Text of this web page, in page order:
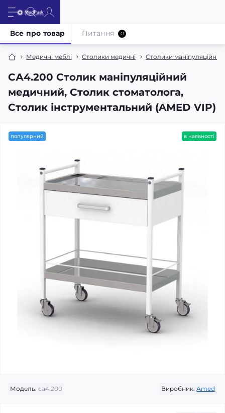
Медичні меблі Столики медичні Столики маніпуляційні,
СА4.200 Столик маніпуляційний
медичний, Столик стоматолога,
Столик інструментальний (AMED VIP)
Все про товар Питання 0
популярний в наявності
Модель: са4.200 Виробник: Amed